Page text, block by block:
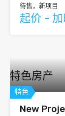
待售，新项目
起价 -
特色房产
特色
New